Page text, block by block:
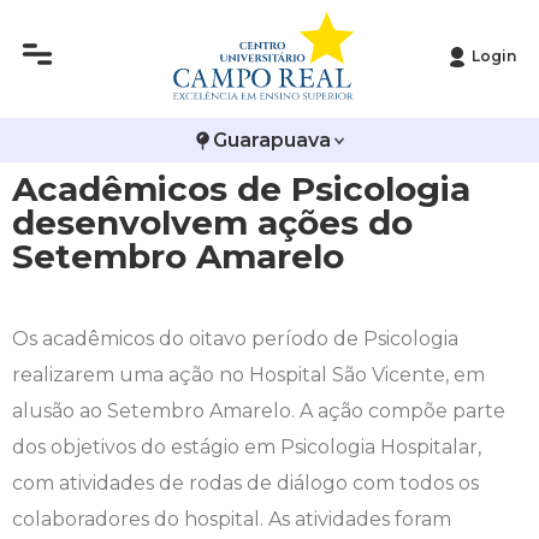
Login
Guarapuava
Acadêmicos de Psicologia
desenvolvem ações do
Setembro Amarelo
Os acadêmicos do oitavo período de Psicologia
realizarem uma ação no Hospital São Vicente, em
alusão ao Setembro Amarelo. A ação compõe parte
dos objetivos do estágio em Psicologia Hospitalar,
com atividades de rodas de diálogo com todos os
colaboradores do hospital. As atividades foram
Infraestrutura
Editais
Publicações Institucionais
Arquitetura e Urbanismo
Biomedicina
Ciências Contábeis
Direito
Enfermagem
Engenharia Agronômica
Engenharia Civil
Vestibular de Inverno
Vestibular de Medicina
2ª Via de Boleto
Atestado de Matrícula
Atividades Complementares e Sociais
Biblioteca
Calendário Acadêmico
Calendário de Provas
Carteirinha de Estudante
Central de Estágios - TCC
Avalie a Campo Real
Bolsas e Incentivos
CPA
COLAP
Comissão de Ética no Uso de Animais
Comitê de Ética em Pesquisa
Diploma Digital
Educação em Direitos Humanos